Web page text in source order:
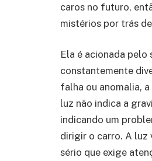
caros no futuro,
mistérios por trás
Ela é acionada
constantemente
falha ou anomalia,
luz não indica a
indicando um
dirigir o carro. A luz
sério que exige